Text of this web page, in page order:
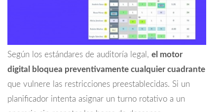
Según los estándares de auditoría legal, el motor
digital bloquea preventivamente cualquier cuadrante
que vulnere las restricciones preestablecidas. Si un
planificador intenta asignar un turno rotativo a un